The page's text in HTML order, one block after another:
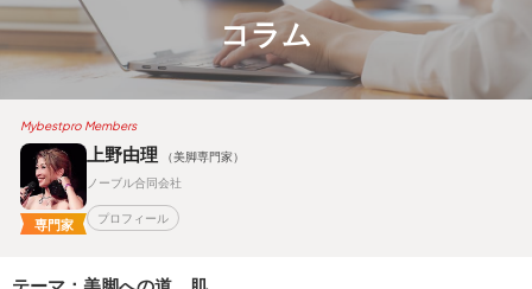
コラム
Mybestpro Members
専門家
上野由理
（美脚専門家）
ノーブル合同会社
プロフィール